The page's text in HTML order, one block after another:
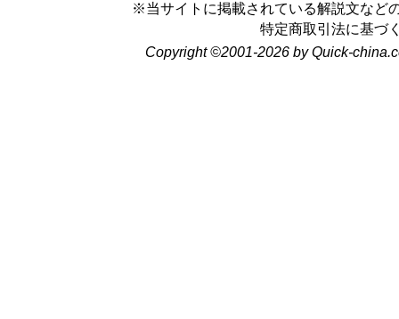
※当サイトに掲載されている解説文など
特定商取引法に基づ
Copyright ©2001-2026 by Quick-